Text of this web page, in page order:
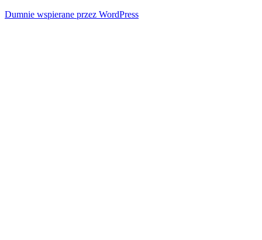
Dumnie wspierane przez WordPress